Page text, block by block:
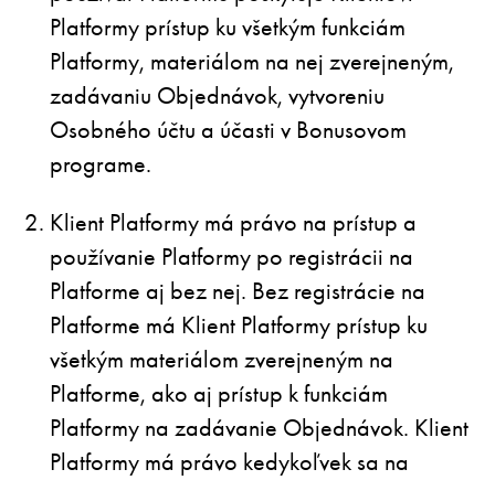
Platformy prístup ku všetkým funkciám
Platformy, materiálom na nej zverejneným,
zadávaniu Objednávok, vytvoreniu
Osobného účtu a účasti v Bonusovom
programe.
Klient Platformy má právo na prístup a
používanie Platformy po registrácii na
Platforme aj bez nej. Bez registrácie na
Platforme má Klient Platformy prístup ku
všetkým materiálom zverejneným na
Platforme, ako aj prístup k funkciám
Platformy na zadávanie Objednávok. Klient
Platformy má právo kedykoľvek sa na